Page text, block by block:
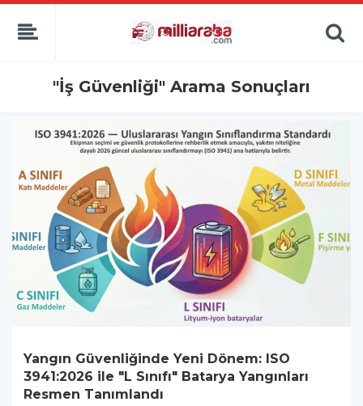
"İş Güvenliği" Arama Sonuçları
Yangın Güvenliğinde Yeni Dönem: ISO
3941:2026 ile "L Sınıfı" Batarya Yangınları
Resmen Tanımlandı